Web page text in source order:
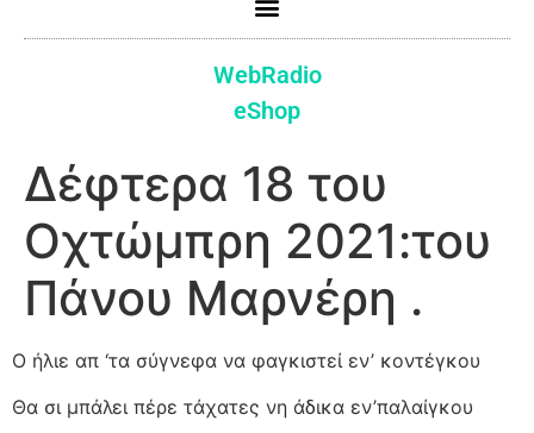
WebRadio
eShop
Δέφτερα 18 του
Οχτώμπρη 2021:του
Πάνου Μαρνέρη .
Ο ήλιε απ ‘τα σύγνεφα να φαγκιστεί εν’ κοντέγκου
Θα σι μπάλει πέρε τάχατες νη άδικα εν’παλαίγκου